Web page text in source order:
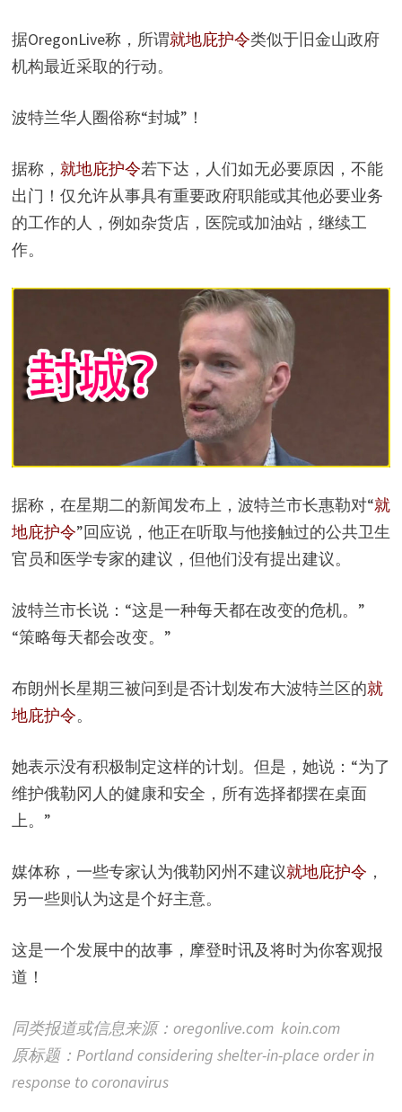
据OregonLive称，所谓就地庇护令类似于旧金山政府
机构最近采取的行动。
波特兰华人圈俗称“封城”！
据称， 就地庇护令若下达，人们如无必要原因，不能
出门！仅允许从事具有重要政府职能或其他必要业务
的工作的人，例如杂货店，医院或加油站，继续工
作。
据称，在星期二的新闻发布上，波特兰市长惠勒对“就
地庇护令”回应说，他正在听取与他接触过的公共卫生
官员和医学专家的建议，但他们没有提出建议。
波特兰市长说：“这是一种每天都在改变的危机。”
“策略每天都会改变。”
布朗州长星期三被问到是否计划发布大波特兰区的就
地庇护令。
她表示没有积极制定这样的计划。但是，她说：“为了
维护俄勒冈人的健康和安全，所有选择都摆在桌面
上。”
媒体称，一些专家认为俄勒冈州不建议就地庇护令 ，
另一些则认为这是个好主意。
这是一个发展中的故事，摩登时讯及将时为你客观报
道！
同类报道或信息来源：oregonlive.com koin.com
原标题：Portland considering shelter-in-place order in
response to coronavirus